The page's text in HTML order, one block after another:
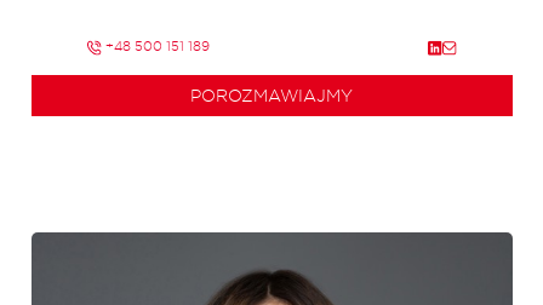
+48 500 151 189
POROZMAWIAJMY